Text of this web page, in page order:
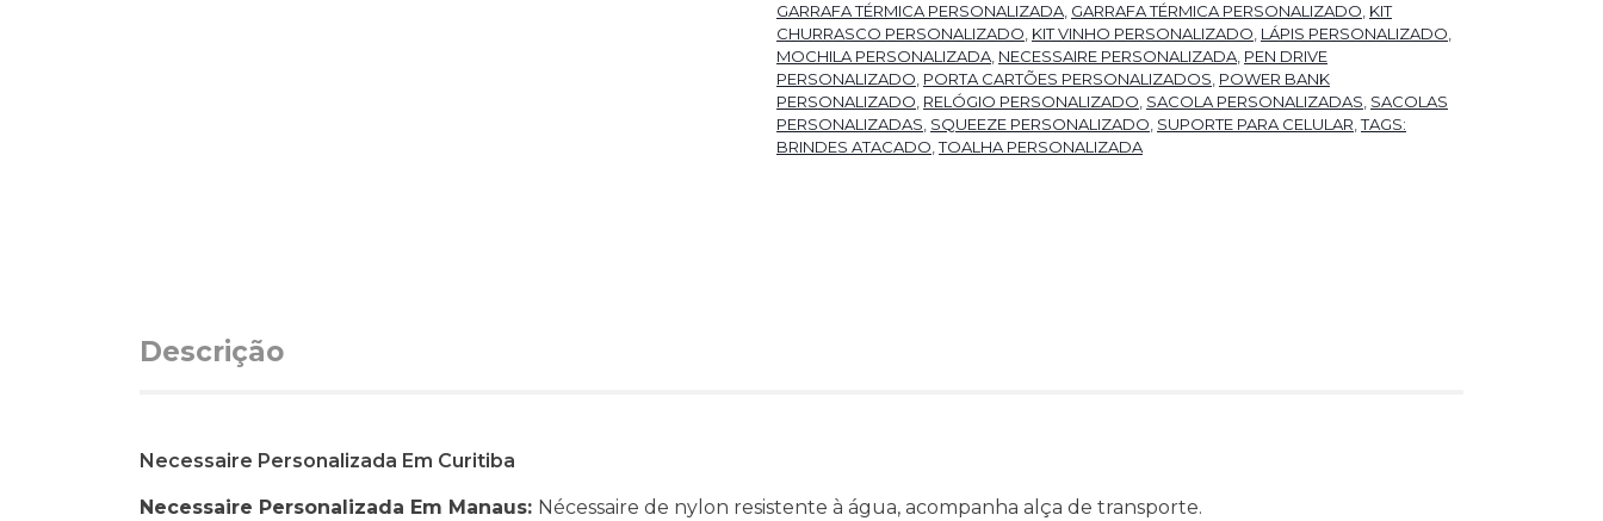
GARRAFA TÉRMICA PERSONALIZADA, GARRAFA TÉRMICA PERSONALIZADO, KIT
CHURRASCO PERSONALIZADO, KIT VINHO PERSONALIZADO, LÁPIS PERSONALIZADO,
MOCHILA PERSONALIZADA, NECESSAIRE PERSONALIZADA, PEN DRIVE
PERSONALIZADO, PORTA CARTÕES PERSONALIZADOS, POWER BANK
PERSONALIZADO, RELÓGIO PERSONALIZADO, SACOLA PERSONALIZADAS, SACOLAS
PERSONALIZADAS, SQUEEZE PERSONALIZADO, SUPORTE PARA CELULAR,TAGS:
BRINDES ATACADO,TOALHA PERSONALIZADA
Descrição
Necessaire Personalizada Em Curitiba
Necessaire Personalizada Em Manaus: Nécessaire de nylon resistente à água, acompanha alça de transporte.